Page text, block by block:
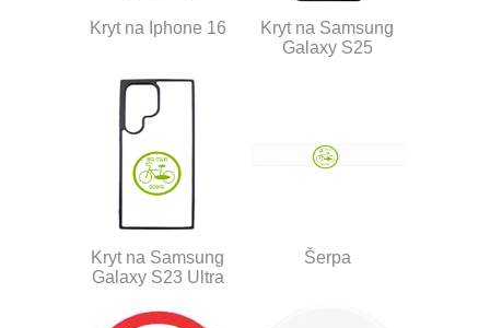
Kryt na Iphone 16
Kryt na Samsung
Galaxy S25
Kryt na Samsung
Galaxy S23 Ultra
Šerpa